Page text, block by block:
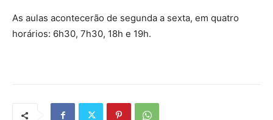
As aulas acontecerão de segunda a sexta, em quatro
horários: 6h30, 7h30, 18h e 19h.